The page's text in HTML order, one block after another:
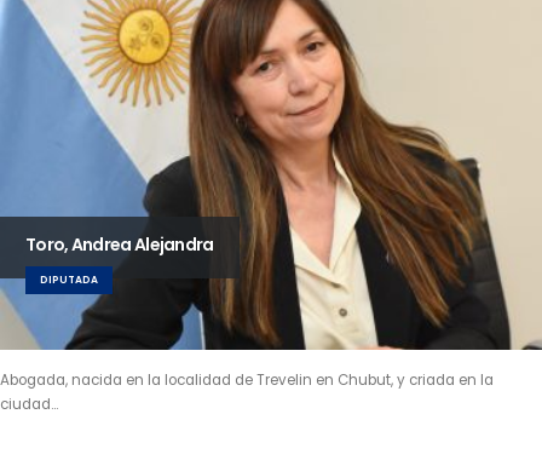
Toro, Andrea Alejandra
DIPUTADA
Abogada, nacida en la localidad de Trevelin en Chubut, y criada en la
ciudad…